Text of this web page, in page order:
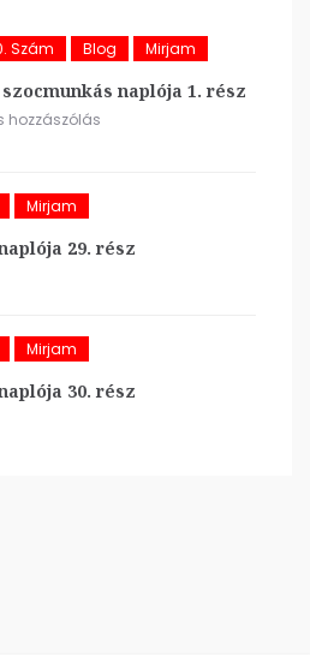
Szám Blog Mirjam
naplója 1. rész
hozzászólás
Mirjam
29. rész
Mirjam
30. rész